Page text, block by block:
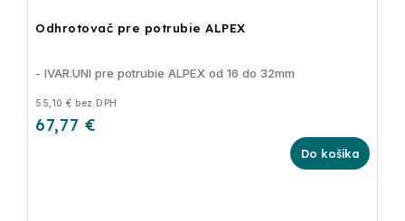
Odhrotovač pre potrubie ALPEX
55,10 € bez DPH
67,77 €
Do košíka
- IVAR.UNI pre potrubie ALPEX od 16 do 32mm